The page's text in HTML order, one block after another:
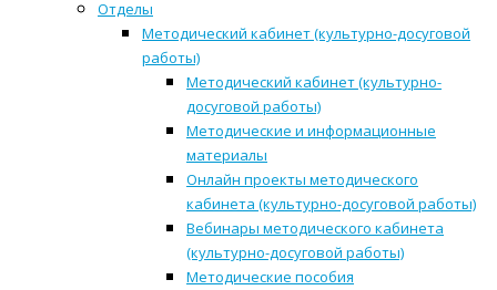
Отделы
Методический кабинет (культурно-досуговой
работы)
Методический кабинет (культурно-
досуговой работы)
Методические и информационные
материалы
Онлайн проекты методического
кабинета (культурно-досуговой работы)
Вебинары методического кабинета
(культурно-досуговой работы)
Методические пособия